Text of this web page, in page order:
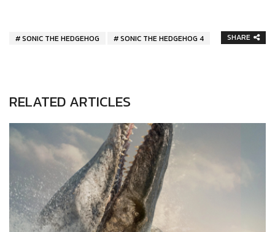
SONIC THE HEDGEHOG SONIC THE HEDGEHOG 4 SHARE
RELATED ARTICLES